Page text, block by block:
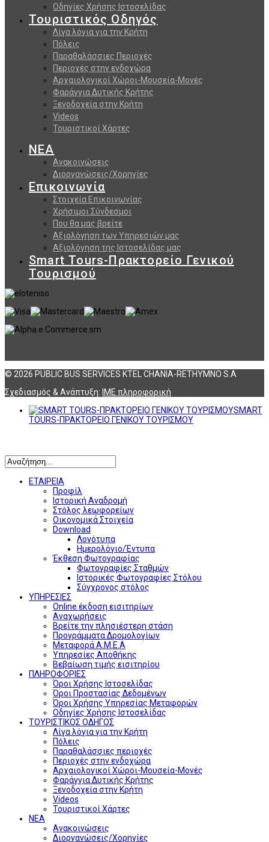
Οδηγίες Χρήσης Ιστοσελίδας
Τουριστικός Οδηγός
Λίγα λόγια για την Κρήτη
Πόλεις
Παραθαλάσσιες Περιοχές
Περιοχές στην ενδοχώρα
Αρχαιολογικοί Χώροι-Μουσεία-Μονές
Φαράγγια Δυτικής Κρήτης
Ξενοδοχεία στην Κρήτη
Videos
Τουριστικοί Χάρτες
ΝΕΑ
Ανακοινώσεις
Διοργανώσεις/Χορηγίες
Επικοινωνία
Στοιχεία Επικοινωνίας
Χρήσιμοι Σύνδεσμοι
Που θα μας βρείτε
Αξιολόγηση των Υπηρεσιών μας
Αξιολόγηση της Ιστοσελίδας μας
Smart Tours-Πρακτορείο Γενικού
Τουρισμού
© 2026 PUBLIC BUS SERVICES KTEL CHANIA-RETHYMNO S.A
Σχεδιασμός & Ανάπτυξη: ΙΜΕ πληροφορική
SMART
TOURS-ΠΡΑΚΤΟΡΕΙΟ ΓΕΝΙΚΟΥ ΤΟΥΡΙΣΜΟΥ
ΕΤΑΙΡΕΙΑ
Προφίλ
Ιστορική Αναδρομή
Στόλος λεωφορείων
Οικονομικά Στοιχεία
Download
Λογότυπα
Ημερολόγιο/Έντυπα
Έκθεση Φωτογραφίας
Φωτογραφίες Σταθμών
Ιστορικές Φωτογραφίες Στόλου
Σύγχρονος στόλος
ΥΠΗΡΕΣΙΕΣ
Online έκδοση εισιτηρίων
Αναχωρήσεις
Βρείτε την πλησιέστερη στάση
Προγράμματα Δρομολογίων
Μεταφορά Α.Μ.Ε.Α
Υπηρεσίες Αποθήκης
Βεβαίωση τιμής εισιτηρίου
ΠΛΗΡΟΦΟΡΙΕΣ
Όροι Χρήσης Ιστοσελίδας
Όροι Προστασίας Δεδομένων
Όροι Χρήσης Υπηρεσίας Μεταφορών
Οδηγίες Χρήσης Ιστοσελίδας
ΤΟΥΡΙΣΤΙΚΟΣ ΟΔΗΓΟΣ
Λίγα λόγια για την Κρήτη
Πόλεις
Παραθαλάσσιες περιοχές
Περιοχές στην ενδοχώρα
Αρχαιολογικοί Χώροι-Μουσεία-Μονές
Φαράγγια Δυτικής Κρήτης
Ξενοδοχεία στην Κρήτη
Videos
Τουριστικοί Χάρτες
ΝΕΑ
Ανακοινώσεις
Διοργανώσεις/Χορηγίες